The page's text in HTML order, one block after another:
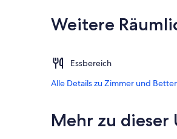
Weitere
Essbereich
Alle Details zu Zimmer und
Mehr zu